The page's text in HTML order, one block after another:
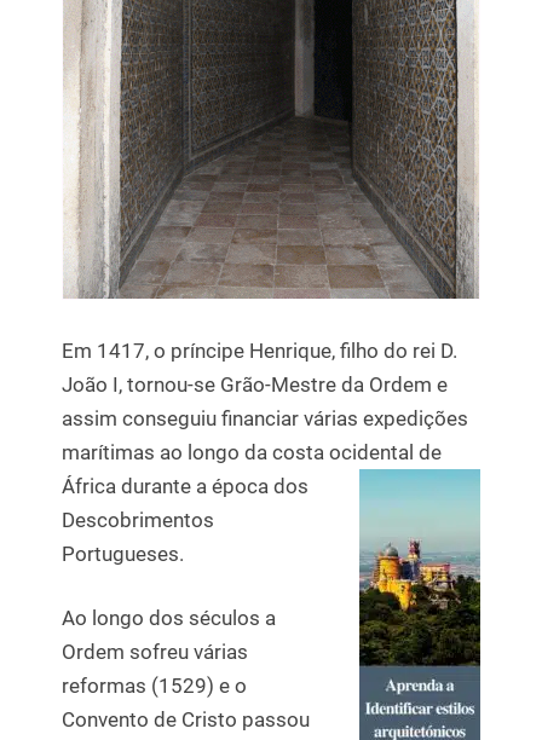
Em 1417, o príncipe Henrique, filho do rei D.
João I, tornou-se Grão-Mestre da Ordem e
assim conseguiu financiar várias expedições
marítimas ao longo da costa ocidental de
África durante a época dos
Descobrimentos
Portugueses.
Ao longo dos séculos a
Ordem sofreu várias
reformas (1529) e o
Convento de Cristo passou